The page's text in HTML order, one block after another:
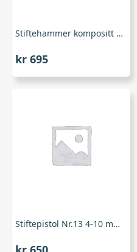
Stiftehammer kompositt 103084, Ironside
kr 695
Stiftepistol Nr.13 4-10 mm, Rapid